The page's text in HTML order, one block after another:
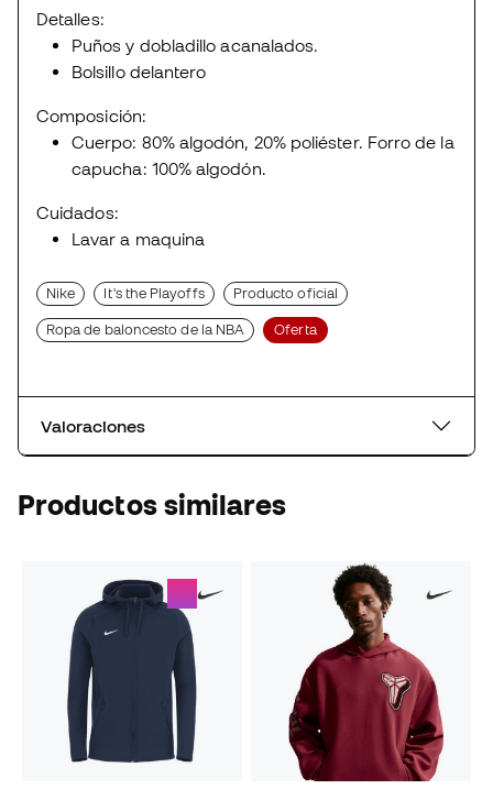
Detalles:
Puños y dobladillo acanalados.
Bolsillo delantero
Composición:
Cuerpo: 80% algodón, 20% poliéster. Forro de la
capucha: 100% algodón.
Cuidados:
Lavar a maquina
Nike It's the Playoffs Producto oficial
Ropa de baloncesto de la NBA Oferta
Valoraciones
Productos similares